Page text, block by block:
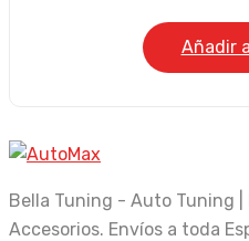
era:
1.051,00
Añadir
Bella Tuning - Auto Tuning |
Accesorios. Envíos a toda